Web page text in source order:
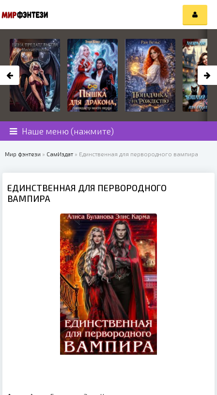
Наше меню (нажмите)
Мир фэнтези » СамИздат » Единственная для первородного вампира
ЕДИНСТВЕННАЯ ДЛЯ ПЕРВОРОДНОГО
ВАМПИРА